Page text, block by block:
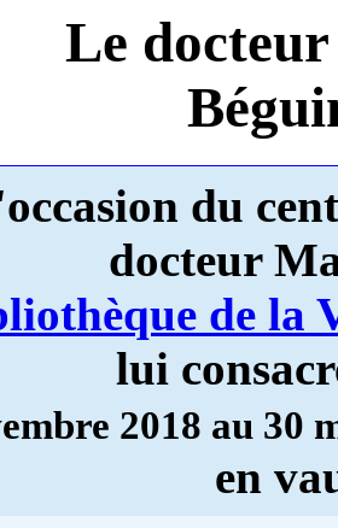
Le
du
docteur
de la
lui
2018 au 30
en